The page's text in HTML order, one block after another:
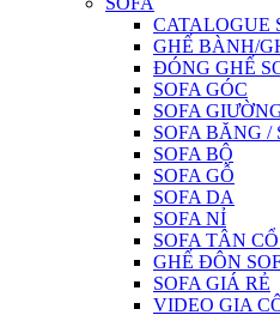
CATALOGUE
GHẾ BÀNH/
ĐÓNG GHẾ
SOFA GÓC
SOFA
SOFA BĂNG /
SOFA BỘ
SOFA GỖ
SOFA DA
SOFA NỈ
SOFA TÂN
GHẾ ĐÔN
SOFA GIÁ RẺ
VIDEO GIA